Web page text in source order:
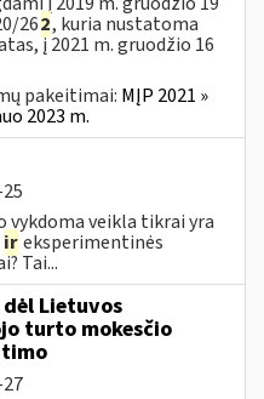
262, kuria nustatoma
į 2021 m. gruodžio 16
pakeitimai: MĮP 2021 »
2023 m.
vykdoma veikla tikrai yra
ireksperimentinės
Tai...
Lietuvos
turto mokesčio